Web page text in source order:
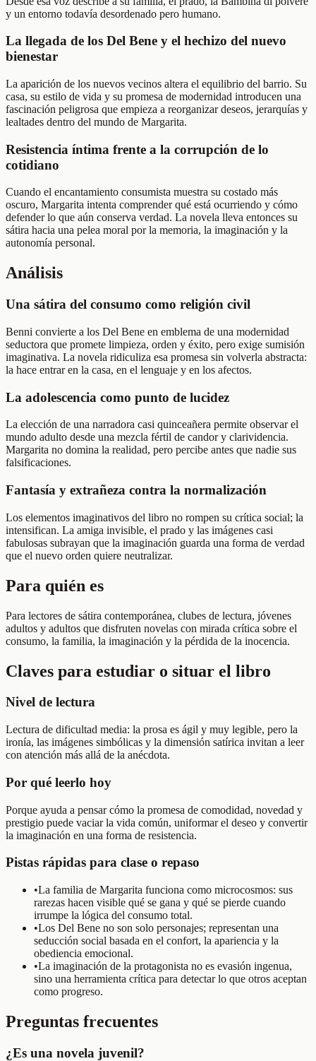
y un entorno todavía desordenado pero humano.
La llegada de los Del Bene y el hechizo del nuevo
bienestar
La aparición de los nuevos vecinos altera el equilibrio del barrio. Su
casa, su estilo de vida y su promesa de modernidad introducen una
fascinación peligrosa que empieza a reorganizar deseos, jerarquías y
lealtades dentro del mundo de Margarita.
Resistencia íntima frente a la corrupción de lo
cotidiano
Cuando el encantamiento consumista muestra su costado más
oscuro, Margarita intenta comprender qué está ocurriendo y cómo
defender lo que aún conserva verdad. La novela lleva entonces su
sátira hacia una pelea moral por la memoria, la imaginación y la
autonomía personal.
Análisis
Una sátira del consumo como religión civil
Benni convierte a los Del Bene en emblema de una modernidad
seductora que promete limpieza, orden y éxito, pero exige sumisión
imaginativa. La novela ridiculiza esa promesa sin volverla abstracta:
la hace entrar en la casa, en el lenguaje y en los afectos.
La adolescencia como punto de lucidez
La elección de una narradora casi quinceañera permite observar el
mundo adulto desde una mezcla fértil de candor y clarividencia.
Margarita no domina la realidad, pero percibe antes que nadie sus
falsificaciones.
Fantasía y extrañeza contra la normalización
Los elementos imaginativos del libro no rompen su crítica social; la
intensifican. La amiga invisible, el prado y las imágenes casi
fabulosas subrayan que la imaginación guarda una forma de verdad
que el nuevo orden quiere neutralizar.
Para quién es
Para lectores de sátira contemporánea, clubes de lectura, jóvenes
adultos y adultos que disfruten novelas con mirada crítica sobre el
consumo, la familia, la imaginación y la pérdida de la inocencia.
Claves para estudiar o situar el libro
Nivel de lectura
Lectura de dificultad media: la prosa es ágil y muy legible, pero la
ironía, las imágenes simbólicas y la dimensión satírica invitan a leer
con atención más allá de la anécdota.
Por qué leerlo hoy
Porque ayuda a pensar cómo la promesa de comodidad, novedad y
prestigio puede vaciar la vida común, uniformar el deseo y convertir
la imaginación en una forma de resistencia.
Pistas rápidas para clase o repaso
•La familia de Margarita funciona como microcosmos: sus
rarezas hacen visible qué se gana y qué se pierde cuando
irrumpe la lógica del consumo total.
•Los Del Bene no son solo personajes; representan una
seducción social basada en el confort, la apariencia y la
obediencia emocional.
•La imaginación de la protagonista no es evasión ingenua,
sino una herramienta crítica para detectar lo que otros aceptan
como progreso.
Preguntas frecuentes
¿Es una novela juvenil?